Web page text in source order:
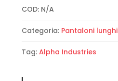
quantità
COD: N/A
Categoria: Pantaloni lunghi
Tag: Alpha Industries